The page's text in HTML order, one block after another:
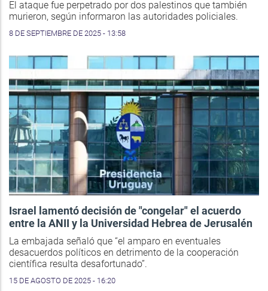
El ataque fue perpetrado por dos palestinos que también
murieron, según informaron las autoridades policiales.
8 DE SEPTIEMBRE DE 2025 - 13:58
Israel lamentó decisión de "congelar" el acuerdo
entre la ANII y la Universidad Hebrea de Jerusalén
La embajada señaló que “el amparo en eventuales
desacuerdos políticos en detrimento de la cooperación
científica resulta desafortunado”.
15 DE AGOSTO DE 2025 - 16:20